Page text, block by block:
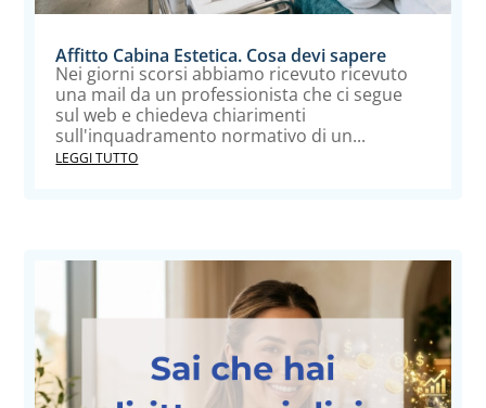
Affitto Cabina Estetica. Cosa devi sapere
Nei giorni scorsi abbiamo ricevuto ricevuto
una mail da un professionista che ci segue
sul web e chiedeva chiarimenti
sull'inquadramento normativo di un...
LEGGI TUTTO